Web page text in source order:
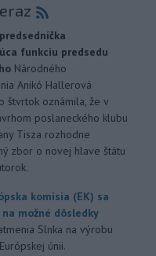
funkciu predsedu
Národného
Anikó Hallerová
štvrtok oznámila, že v
poslaneckého klubu
Tisza rozhodne
zbor o novej hlave štátu
komisia (EK) sa
možné dôsledky
Slnka na výrobu
únii.